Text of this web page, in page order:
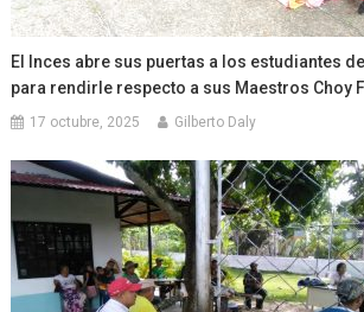
El Inces abre sus puertas a los estudiantes
para rendirle respecto a sus Maestros Choy
17 octubre, 2025 Gilberto Daly